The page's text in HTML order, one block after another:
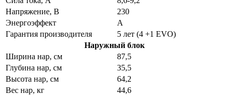
Напряжение, В
230
Энергоэффект
А
Гарантия производителя
5 лет (4 +1 EVO)
Наружный блок
Ширина нар, см
87,5
Глубина нар, см
35,5
Высота нар, см
64,2
Вес нар, кг
44,6